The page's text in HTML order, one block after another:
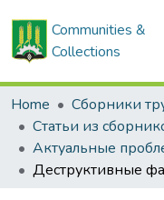
Communities &
Collections
Home